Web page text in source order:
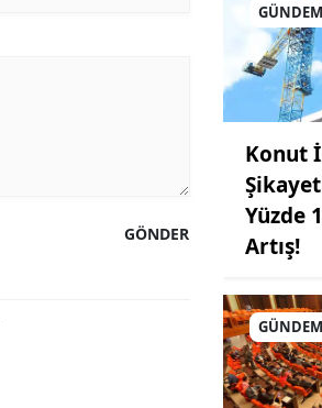
GÖNDER
GÜNDEM
Konut
Yüzde
Artış!
GÜNDEM